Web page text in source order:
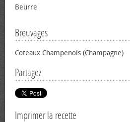
Beurre
Breuvages
Coteaux Champenois (Champagne)
Partagez
Imprimer la recette